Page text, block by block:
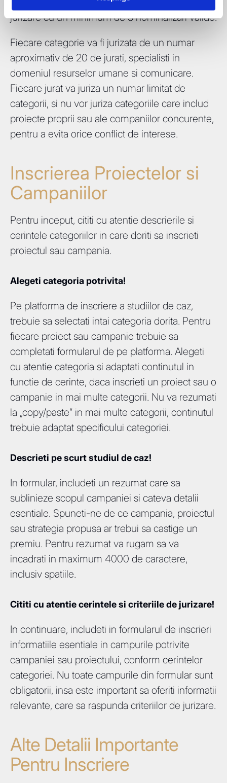
jurizare cu un minimum de 3 nominalizari valide.
Fiecare categorie va fi jurizata de un numar
aproximativ de 20 de jurati, specialisti in
domeniul resurselor umane si comunicare.
Fiecare jurat va juriza un numar limitat de
categorii, si nu vor juriza categoriile care includ
proiecte proprii sau ale companiilor concurente,
pentru a evita orice conflict de interese.
Inscrierea Proiectelor si
Campaniilor
Pentru inceput, cititi cu atentie descrierile si
cerintele categoriilor in care doriti sa inscrieti
proiectul sau campania.
Alegeti categoria potrivita!
Pe platforma de inscriere a studiilor de caz,
trebuie sa selectati intai categoria dorita. Pentru
fiecare proiect sau campanie trebuie sa
completati formularul de pe platforma. Alegeti
cu atentie categoria si adaptati continutul in
functie de cerinte, daca inscrieti un proiect sau o
campanie in mai multe categorii. Nu va rezumati
la „copy/paste” in mai multe categorii, continutul
trebuie adaptat specificului categoriei.
Descrieti pe scurt studiul de caz!
In formular, includeti un rezumat care sa
sublinieze scopul campaniei si cateva detalii
esentiale. Spuneti-ne de ce campania, proiectul
sau strategia propusa ar trebui sa castige un
premiu. Pentru rezumat va rugam sa va
incadrati in maximum 4000 de caractere,
inclusiv spatiile.
Cititi cu atentie cerintele si criteriile de jurizare!
In continuare, includeti in formularul de inscrieri
informatiile esentiale in campurile potrivite
campaniei sau proiectului, conform cerintelor
categoriei. Nu toate campurile din formular sunt
obligatorii, insa este important sa oferiti informatii
relevante, care sa raspunda criteriilor de jurizare.
Alte Detalii Importante
Pentru Inscriere